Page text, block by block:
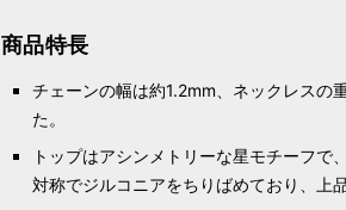
商品特長
チェーンの幅は約1.2mm、ネックレスの
た。
トップはアシンメトリーな星モチーフ
対称でジルコニアをちりばめており、上